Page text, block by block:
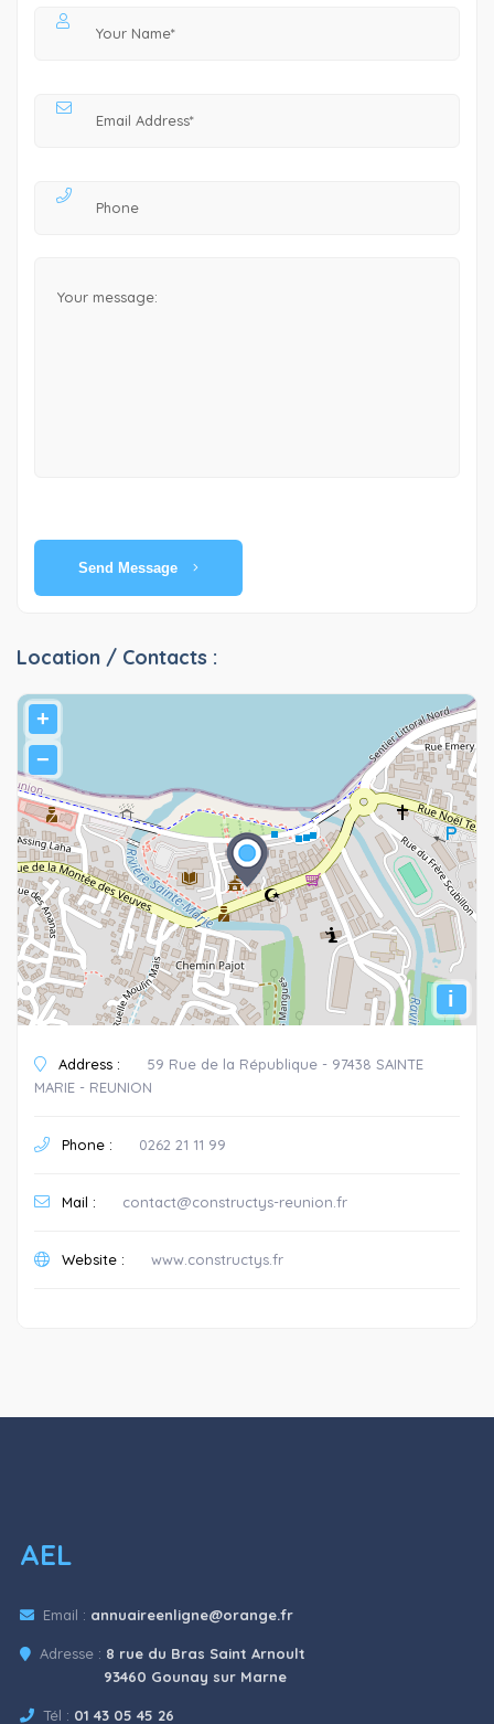
Send Message
Location / Contacts :
+
−
i
Address :
59 Rue de la République - 97438 SAINTE
MARIE - REUNION
Phone : 0262 21 11 99
Mail : contact@constructys-reunion.fr
Website : www.constructys.fr
AEL
Email : annuaireenligne@orange.fr
Adresse : 8 rue du Bras Saint Arnoult
93460 Gounay sur Marne
Tél : 01 43 05 45 26